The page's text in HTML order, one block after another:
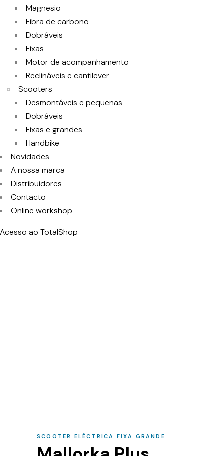
Magnesio
Fibra de carbono
Dobráveis
Fixas
Motor de acompanhamento
Reclináveis e cantilever
Scooters
Desmontáveis e pequenas
Dobráveis
Fixas e grandes
Handbike
Novidades
A nossa marca
Distribuidores
Contacto
Online workshop
Acesso ao TotalShop
SCOOTER ELÉCTRICA FIXA GRANDE